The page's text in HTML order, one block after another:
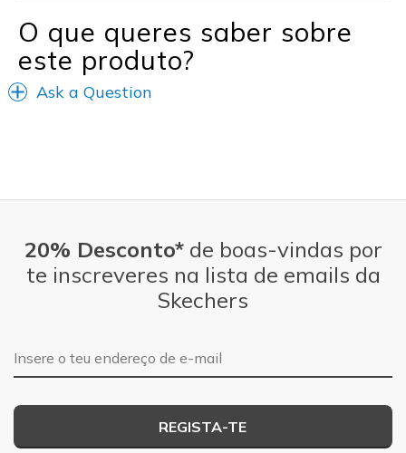
O que queres saber sobre
este produto?
Ask a Question
20% Desconto*de boas-vindas por
te inscreveres na lista de emails da
Skechers
Endereço de e-mail
REGISTA-TE